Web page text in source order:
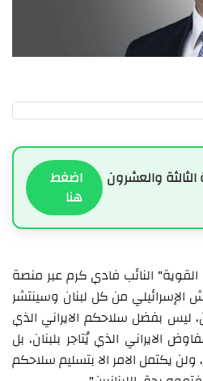
الثالثة والعشرون
اضغط
هنا
النائب فادي كرم عبر منصة
من كل لبنان وسينتشر
ليس بفضل سلاحكم الايراني الذي
الايراني الذي يُتاجر بلبنان، بل
ولن يكتمل الامر الا بتسليم سلاحكم